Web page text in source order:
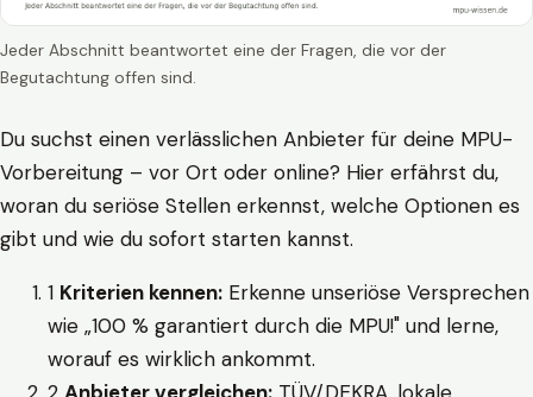
Jeder Abschnitt beantwortet eine der Fragen, die vor der
Begutachtung offen sind.
Du suchst einen verlässlichen Anbieter für deine MPU-
Vorbereitung – vor Ort oder online? Hier erfährst du,
woran du seriöse Stellen erkennst, welche Optionen es
gibt und wie du sofort starten kannst.
1 Kriterien kennen: Erkenne unseriöse Versprechen
wie „100 % garantiert durch die MPU!" und lerne,
worauf es wirklich ankommt.